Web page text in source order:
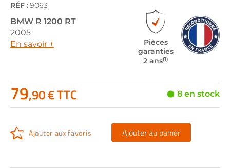
gallery
RÉF :9063
BMW R 1200 RT
2005
En savoir +
Pièces
garanties
2 ans(1)
79,90 € TTC 8 en stock
Ajouter aux favoris Ajouter au panier